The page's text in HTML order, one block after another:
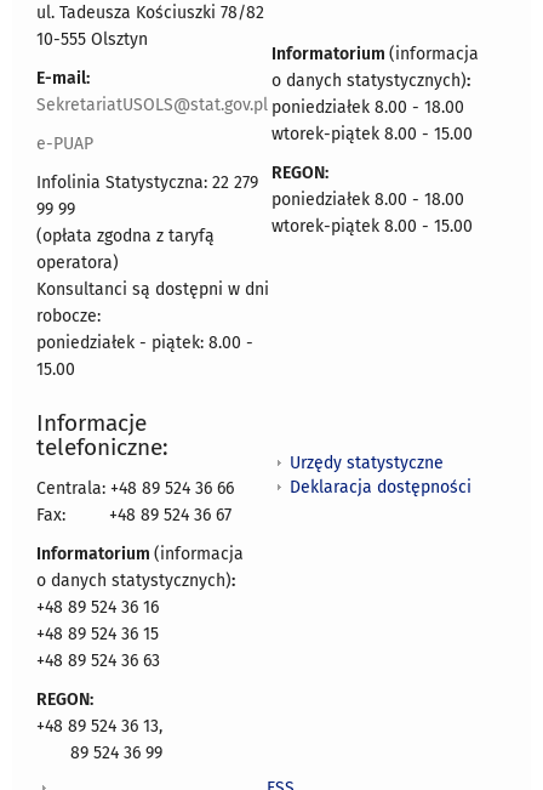
ul. Tadeusza Kościuszki 78/82
10-555 Olsztyn
E-mail:
SekretariatUSOLS@stat.gov.pl
e-PUAP
Infolinia Statystyczna: 22 279
99 99
(opłata zgodna z taryfą
operatora)
Konsultanci są dostępni w dni
robocze:
poniedziałek - piątek: 8.00 -
15.00
Informatorium (informacja
o danych statystycznych):
poniedziałek 8.00 - 18.00
wtorek-piątek 8.00 - 15.00
REGON:
poniedziałek 8.00 - 18.00
wtorek-piątek 8.00 - 15.00
Informacje
telefoniczne:
Centrala: +48 89 524 36 66
Fax:
+48 89 524 36 67
Informatorium (informacja
o danych statystycznych):
+48 89 524 36 16
+48 89 524 36 15
+48 89 524 36 63
REGON:
+48 89 524 36 13,
89 524 36 99
Urzędy statystyczne
Deklaracja dostępności